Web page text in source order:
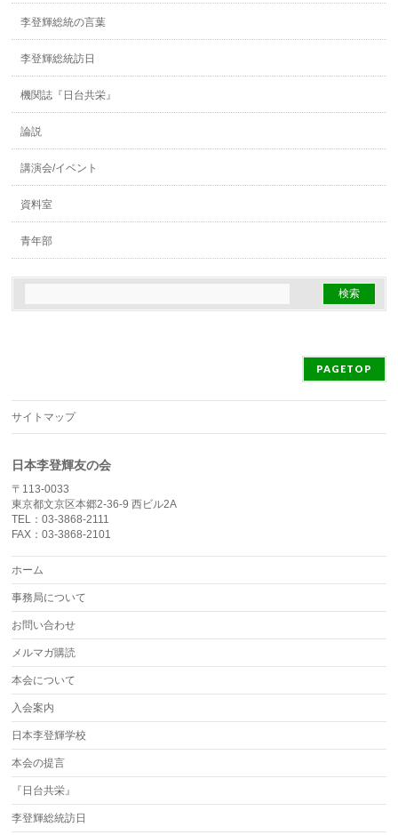
李登輝総統の言葉
李登輝総統訪日
機関誌『日台共栄』
論説
講演会/イベント
資料室
青年部
PAGETOP
サイトマップ
日本李登輝友の会
〒113-0033
東京都文京区本郷2-36-9 西ビル2A
TEL：03-3868-2111
FAX：03-3868-2101
ホーム
事務局について
お問い合わせ
メルマガ購読
本会について
入会案内
日本李登輝学校
本会の提言
『日台共栄』
李登輝総統訪日